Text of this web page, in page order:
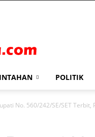
POLITIK
No. 560/242/SE/SET